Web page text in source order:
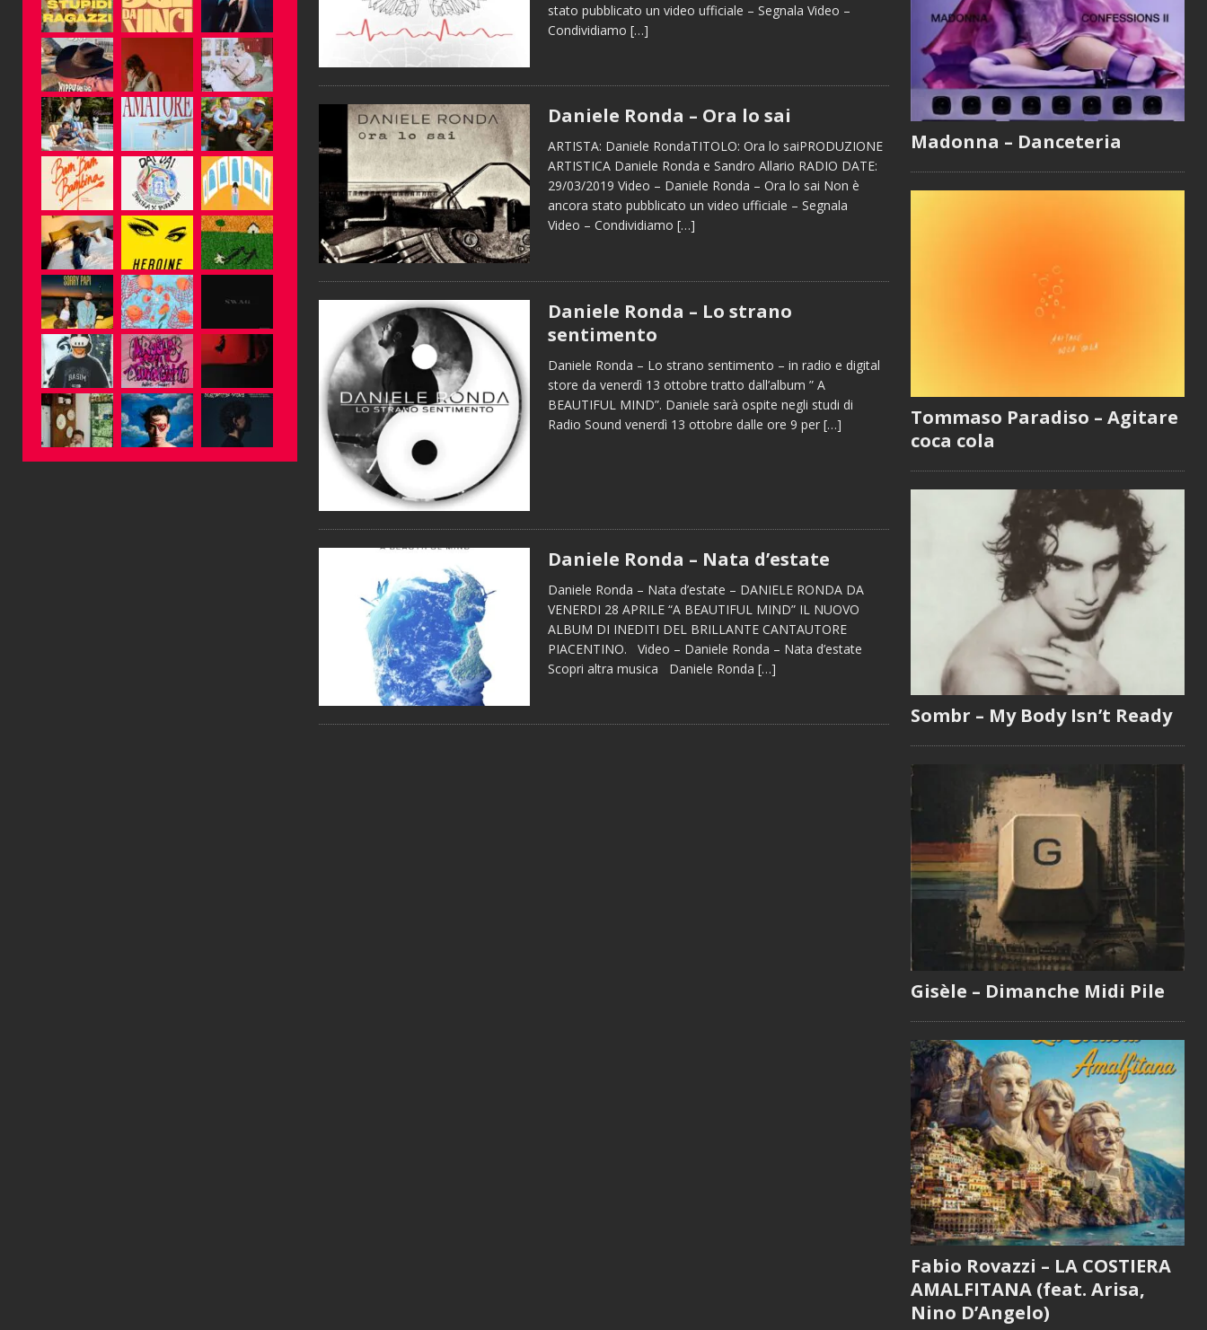
stato pubblicato un video ufficiale – Segnala Video –
Condividiamo […]
Daniele Ronda – Ora lo sai
ARTISTA: Daniele RondaTITOLO: Ora lo saiPRODUZIONE
ARTISTICA Daniele Ronda e Sandro Allario RADIO DATE:
29/03/2019 Video – Daniele Ronda – Ora lo sai Non è
ancora stato pubblicato un video ufficiale – Segnala
Video – Condividiamo […]
Daniele Ronda – Lo strano
sentimento
Daniele Ronda – Lo strano sentimento – in radio e digital
store da venerdì 13 ottobre tratto dall’album ” A
BEAUTIFUL MIND”. Daniele sarà ospite negli studi di
Radio Sound venerdì 13 ottobre dalle ore 9 per […]
Daniele Ronda – Nata d’estate
Daniele Ronda – Nata d’estate – DANIELE RONDA DA
VENERDI 28 APRILE “A BEAUTIFUL MIND” IL NUOVO
ALBUM DI INEDITI DEL BRILLANTE CANTAUTORE
PIACENTINO. Video – Daniele Ronda – Nata d’estate
Scopri altra musica Daniele Ronda […]
Madonna – Danceteria
Tommaso Paradiso – Agitare
coca cola
Sombr – My Body Isn’t Ready
Gisèle – Dimanche Midi Pile
Fabio Rovazzi – LA COSTIERA
AMALFITANA (feat. Arisa,
Nino D’Angelo)